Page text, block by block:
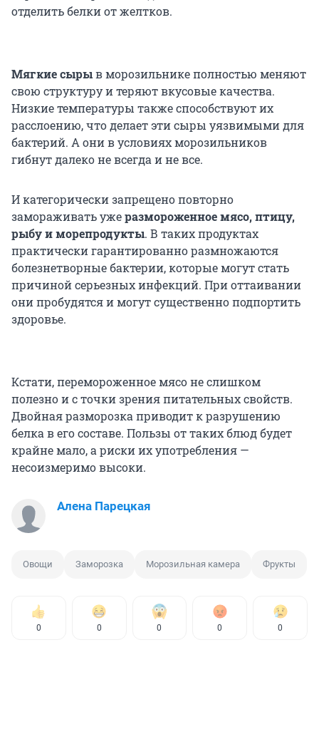
отделить белки от желтков.
Мягкие сырыв морозильнике полностью меняют
свою структуру и теряют вкусовые качества.
Низкие температуры также способствуют их
расслоению, что делает эти сыры уязвимыми для
бактерий. А они в условиях морозильников
гибнут далеко не всегда и не все.
И категорически запрещено повторно
замораживать ужеразмороженное мясо, птицу,
рыбу и морепродукты. В таких продуктах
практически гарантированно размножаются
болезнетворные бактерии, которые могут стать
причиной серьезных инфекций. При оттаивании
они пробудятся и могут существенно подпортить
здоровье.
Кстати, перемороженное мясо не слишком
полезно и с точки зрения питательных свойств.
Двойная разморозка приводит к разрушению
белка в его составе. Пользы от таких блюд будет
крайне мало, а риски их употребления —
несоизмеримо высоки.
Алена Парецкая
Овощи Заморозка Морозильная камера Фрукты
0 0 0 0 0